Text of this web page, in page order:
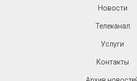
Новости
Телеканал
Услуги
Контакты